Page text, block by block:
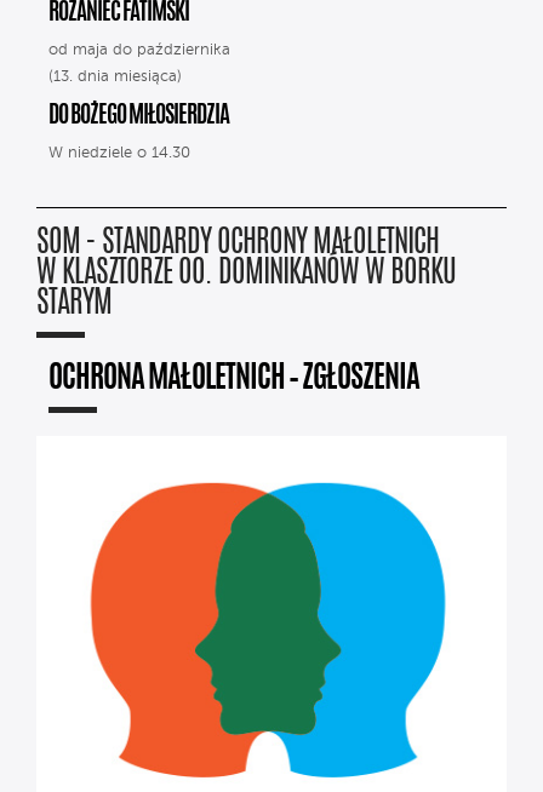
RÓŻANIEC FATIMSKI
od maja do października
(13. dnia miesiąca)
DO BOŻEGO MIŁOSIERDZIA
W niedziele o 14.30
SOM - STANDARDY OCHRONY MAŁOLETNICH
W KLASZTORZE OO. DOMINIKANÓW W BORKU
STARYM
OCHRONA MAŁOLETNICH – ZGŁOSZENIA